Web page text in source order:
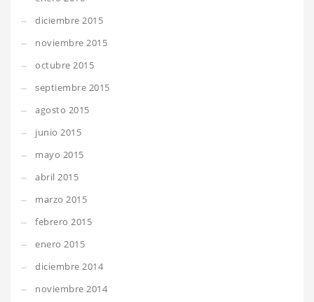
diciembre 2015
noviembre 2015
octubre 2015
septiembre 2015
agosto 2015
junio 2015
mayo 2015
abril 2015
marzo 2015
febrero 2015
enero 2015
diciembre 2014
noviembre 2014